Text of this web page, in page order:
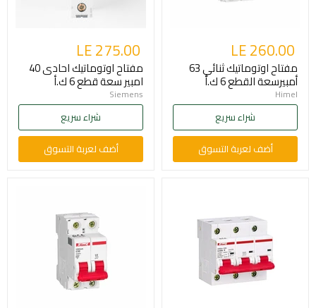
LE 260.00
مفتاح اوتوماتيك ثنائي 63
أمبيرسعة القطع 6 ك.أ
Himel
شراء سريع
أضف لعربة التسوق
LE 275.00
مفتاح اوتوماتيك احادى 40
امبير سعة قطع 6 ك.أ
Siemens
شراء سريع
أضف لعربة التسوق